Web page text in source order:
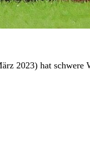
2023) hat